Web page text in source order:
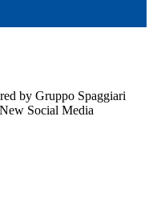
by Gruppo Spaggiari
Social Media